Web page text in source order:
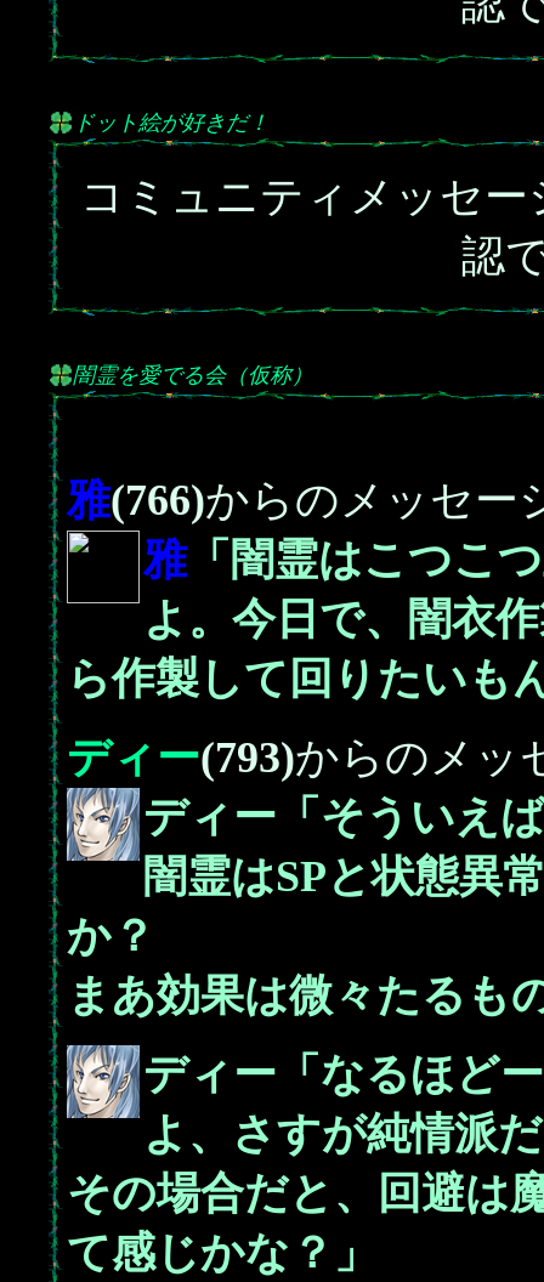
ドット絵が好きだ！
コミュニティメッセ
認
闇霊を愛でる会（仮称）
雅(766)からのメッセー
雅「闇霊はこつこ
よ。今日で、闇衣
ら作製して回りたいも
ディー(793)からのメッ
ディー「そういえ
闇霊はSPと状態異
か？
まあ効果は微々たるも
ディー「なるほど
よ、さすが純情派
その場合だと、回避は
て感じかな？」